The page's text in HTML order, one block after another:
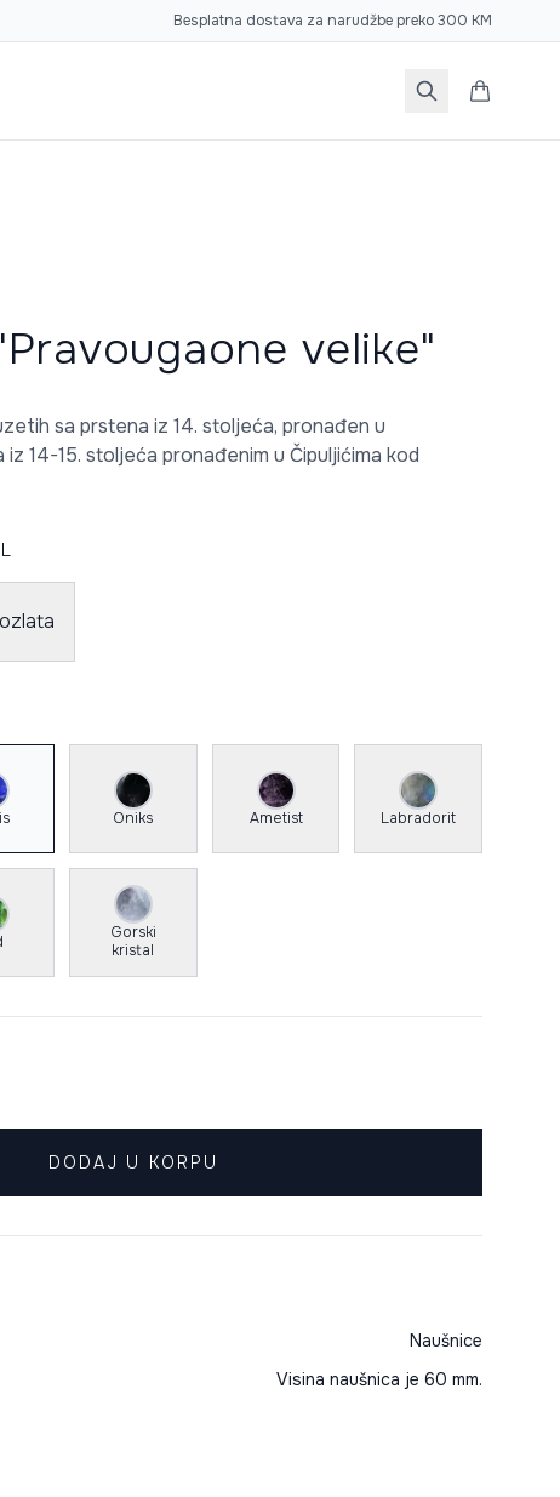
Besplatna dostava za narudžbe preko 300 KM
velike"
sa prstena iz 14. stoljeća, pronađen u
14-15. stoljeća pronađenim u Čipuljićima kod
Oniks Ametist Labradorit
Gorski
kristal
DODAJ U KORPU
Naušnice
Visina naušnica je 60 mm.